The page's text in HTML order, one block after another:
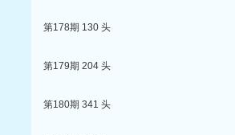
第178期 130 头
第179期 204 头
第180期 341 头